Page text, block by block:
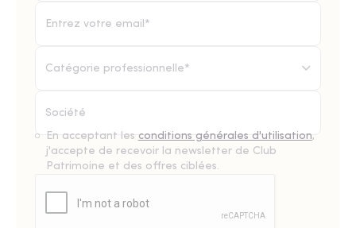
Catégorie professionnelle*
En acceptant les conditions générales d'utilisation,
j'accepte de recevoir la newsletter de Club
Patrimoine et des offres ciblées.